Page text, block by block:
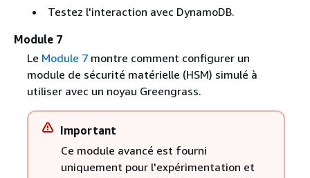
Testez l'interaction avec DynamoDB.
Module 7
Le Module 7montre comment configurer un
module de sécurité matérielle (HSM) simulé à
utiliser avec un noyau Greengrass.
Important
Ce module avancé est fourni
uniquement pour l'expérimentation et